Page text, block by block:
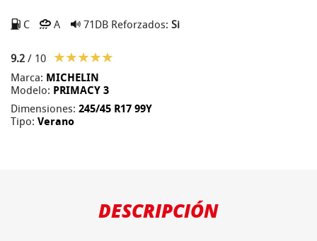
C A 71DB Reforzados: Si
9.2 / 10
Marca: MICHELIN
Modelo: PRIMACY 3
Dimensiones: 245/45 R17 99Y
Tipo: Verano
DESCRIPCIÓN